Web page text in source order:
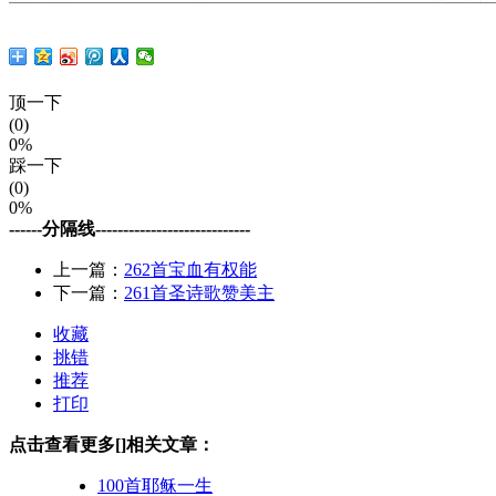
顶一下
(0)
0%
踩一下
(0)
0%
------分隔线----------------------------
上一篇： 262首宝血有权能
下一篇： 261首圣诗歌赞美主
收藏
挑错
推荐
打印
点击查看更多[]相关文章：
100首耶稣一生